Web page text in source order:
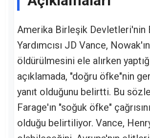
Amerika Birleşik Devletleri'nin
Yardımcısı JD Vance, Nowak'ın
öldürülmesini ele alırken
açıklamada, "doğru öfke"nin
yanıt olduğunu belirtti. Bu
Farage'ın "soğuk öfke"
olduğu belirtiliyor. Vance,